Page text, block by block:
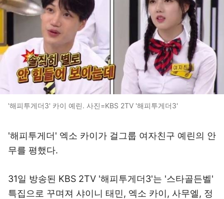
'해피투게더3' 카이 예린. 사진=KBS 2TV '해피투게더3'
'해피투게더' 엑소 카이가 걸그룹 여자친구 예린의 안
무를 평했다.
31일 방송된 KBS 2TV '해피투게더3'는 '스타골든벨'
특집으로 꾸며져 샤이니 태민, 엑소 카이, 사무엘, 정